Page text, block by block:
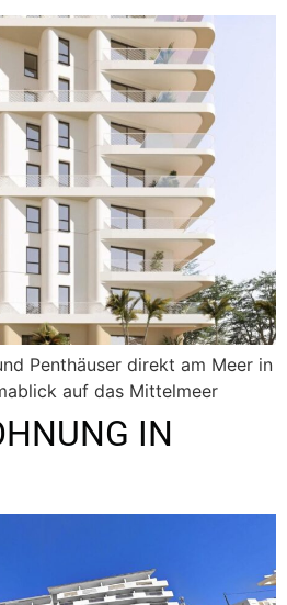
Penthäuser direkt am Meer in
auf das Mittelmeer
IN